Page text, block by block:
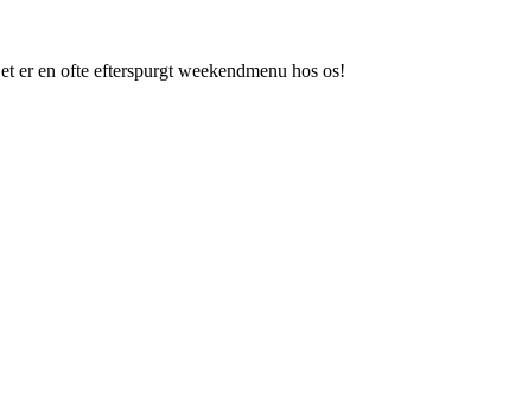
er en ofte efterspurgt weekendmenu hos os!